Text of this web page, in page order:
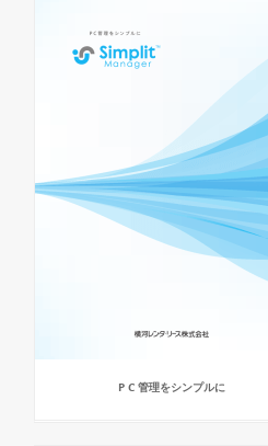
P C 管理をシンプルに